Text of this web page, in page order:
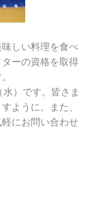
しい料理を食べ
ーの資格を取得
）です。皆さま
ように。また、
にお問い合わせ